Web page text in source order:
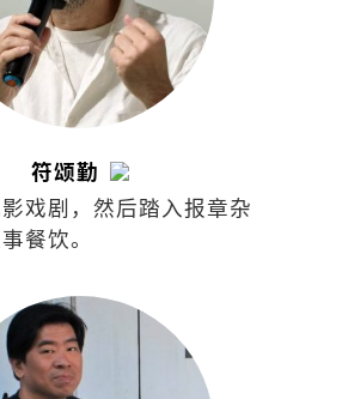
符颂勤
戏剧，然后踏入报章杂
餐饮。